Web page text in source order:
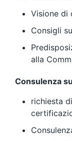
Visione di
Consigli
alla
Consulenza
richiesta